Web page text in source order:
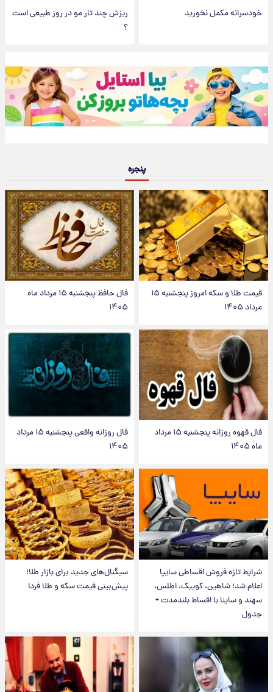
خودسرانه مکمل نخورید
ریزش چند تار مو در روز طبیعی است
؟
پنجره
قیمت طلا و سکه امروز پنجشنبه ۱۵
مرداد ۱۴۰۵
فال حافظ پنجشنبه ۱۵ مرداد ماه
۱۴۰۵
فال قهوه روزانه پنجشنبه ۱۵ مرداد
ماه ۱۴۰۵
فال روزانه واقعی پنجشنبه ۱۵ مرداد
۱۴۰۵
شرایط تازه فروش اقساطی سایپا
اعلام شد؛ شاهین، کوییک، اطلس،
سهند و ساینا با اقساط بلندمدت +
جدول
سیگنال‌های جدید برای بازار طلا؛
پیش‌بینی قیمت سکه و طلا فردا